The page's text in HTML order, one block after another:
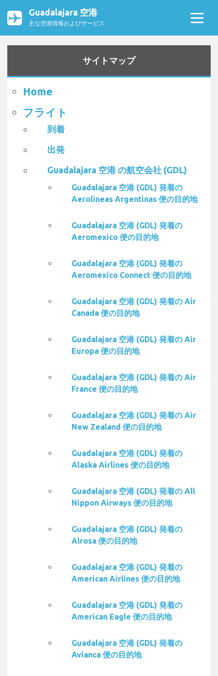
Guadalajara 空港
主な空港情報およびサービス
サイトマップ
Home
フライト
到着
出発
Guadalajara 空港 の航空会社 (GDL)
Guadalajara 空港 (GDL) 発着の
Aerolineas Argentinas 便の目的地
Guadalajara 空港 (GDL) 発着の
Aeromexico 便の目的地
Guadalajara 空港 (GDL) 発着の
Aeromexico Connect 便の目的地
Guadalajara 空港 (GDL) 発着の Air
Canada 便の目的地
Guadalajara 空港 (GDL) 発着の Air
Europa 便の目的地
Guadalajara 空港 (GDL) 発着の Air
France 便の目的地
Guadalajara 空港 (GDL) 発着の Air
New Zealand 便の目的地
Guadalajara 空港 (GDL) 発着の
Alaska Airlines 便の目的地
Guadalajara 空港 (GDL) 発着の All
Nippon Airways 便の目的地
Guadalajara 空港 (GDL) 発着の
Alrosa 便の目的地
Guadalajara 空港 (GDL) 発着の
American Airlines 便の目的地
Guadalajara 空港 (GDL) 発着の
American Eagle 便の目的地
Guadalajara 空港 (GDL) 発着の
Avianca 便の目的地